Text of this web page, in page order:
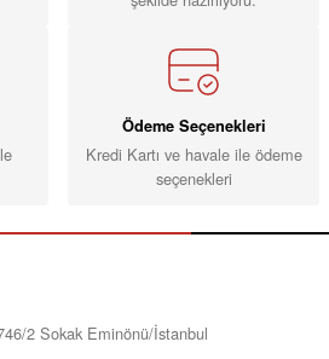
Ödeme Seçenekleri
Kredi Kartı ve havale ile ödeme
seçenekleri
2 Sokak Eminönü/İstanbul